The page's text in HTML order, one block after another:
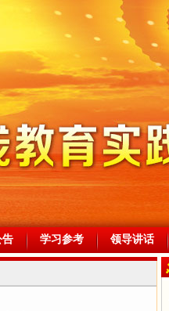
告 学习参考 领导讲话